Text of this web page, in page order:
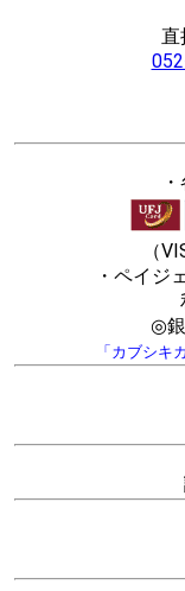
直
（
・ペイジ
◎
「カブシキ